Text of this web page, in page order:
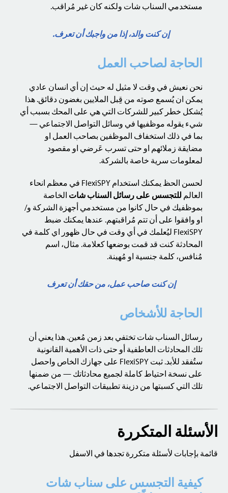
مستخدمي السناب شات ولكنه كان غير مُراقب.
إن كنت والد، إذا من واجبك أن تعرف.
الحاجة لصاحب العمل
نحن نعيش في وقت لا مثيل له حيث إن أي انسان عادي
يمكن ان يُسمع صوته من قِبل الملايين بغضون دقائق. هذا
يُشكل خطر كبير للشركات التي هي على المحك بسبب أي
شيء يقوله موظفيها في وسائل التواصل الاجتماعي —
بما في ذلك استخفاف الموظفين بصاحب العمل او
مضايقة زملائهم او حتى تسرب عَرضي او مقصود
لمعلومات سرية خاصة بالشركة.
لحسن الحظ يمكنك استخدام FlexiSPY في معظم انحاء
العالم للتجسس على رسائل السناب شات الخاصة
بموظفيك في حال كانوا من مستخدمي أجهزة الشركة و/
او وافقوا على أن تتم مُراقبتهم. عندها يمكنك ضبط
FlexiSPY ليُعلمك في أي وقت في حال ظهور اي كلمة في
المحادثة كنت قد قمت بوضعها كعلامة. مثال، اسم
مُنافس، كلمة جنسية او مُهينة.
إن كنت صاحب عمل، من حقك أن تعرف
الحاجة للأشخاص
رسائل السناب شات تختفي بعد زمن مُعين. هذا يعني أن
تلك المحادثات العاطفية أو حتى ذات الأهمية القانونية
ستُفقد للأبد. ثبت FlexiSPY على جهازك الخاص واحصل
على نسخة احتياط كاملة لجميع محادثاتك — من ضمنها
تلك التي كسبتها من دزينة تطبيقات التواصل الاجتماعي.
الأسئلة المتكررة
قائمة بإجابات لأسئلة متكررة تجدها في الاسفل
كيفية التجسس على سناب شات